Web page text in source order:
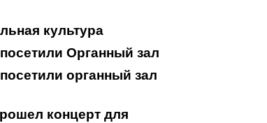
культура
Органный зал
органный зал
концерт для